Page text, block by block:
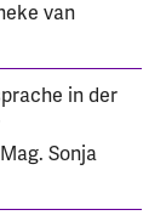
van
in der
Sonja